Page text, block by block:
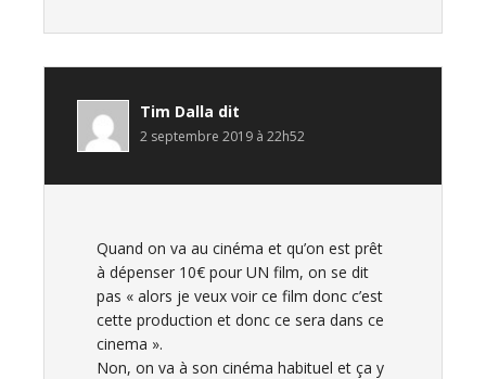
Tim Dalla dit
2 septembre 2019 à 22h52
Quand on va au cinéma et qu’on est prêt
à dépenser 10€ pour UN film, on se dit
pas « alors je veux voir ce film donc c’est
cette production et donc ce sera dans ce
cinema ».
Non, on va à son cinéma habituel et ça y